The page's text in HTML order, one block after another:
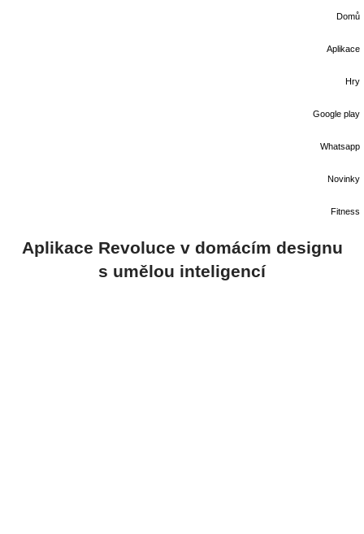
Domů
Aplikace
Hry
Google play
Whatsapp
Novinky
Fitness
Aplikace Revoluce v domácím designu
s umělou inteligencí